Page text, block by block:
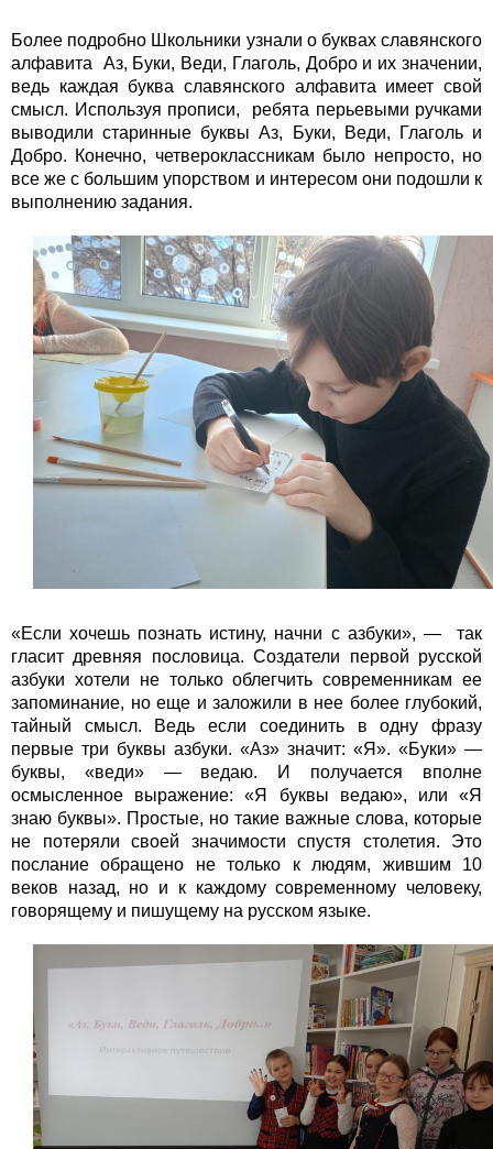
Более подробно Школьники узнали о буквах славянского
алфавита Аз, Буки, Веди, Глаголь, Добро и их значении,
ведь каждая буква славянского алфавита имеет свой
смысл. Используя прописи, ребята перьевыми ручками
выводили старинные буквы Аз, Буки, Веди, Глаголь и
Добро. Конечно, четвероклассникам было непросто, но
все же с большим упорством и интересом они подошли к
выполнению задания.
«Если хочешь познать истину, начни с азбуки», — так
гласит древняя пословица. Создатели первой русской
азбуки хотели не только облегчить современникам ее
запоминание, но еще и заложили в нее более глубокий,
тайный смысл. Ведь если соединить в одну фразу
первые три буквы азбуки. «Аз» значит: «Я». «Буки» —
буквы, «веди» — ведаю. И получается вполне
осмысленное выражение: «Я буквы ведаю», или «Я
знаю буквы». Простые, но такие важные слова, которые
не потеряли своей значимости спустя столетия. Это
послание обращено не только к людям, жившим 10
веков назад, но и к каждому современному человеку,
говорящему и пишущему на русском языке.